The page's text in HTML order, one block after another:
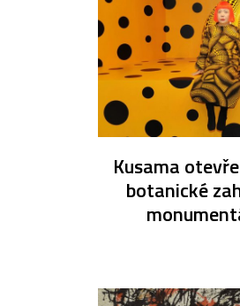
Kusama
botanické